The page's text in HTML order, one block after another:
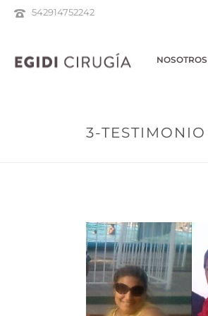
542914752242
NOSOTROS
3-TESTIMONIO